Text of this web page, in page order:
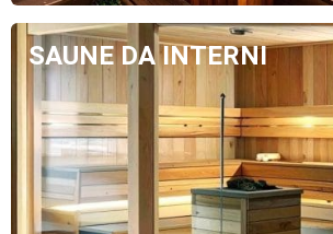
SAUNE DA INTERNI